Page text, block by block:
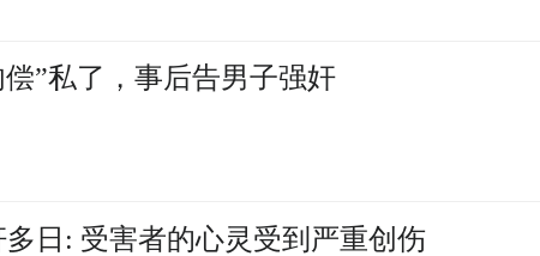
”私了，事后告男子强奸
日: 受害者的心灵受到严重创伤